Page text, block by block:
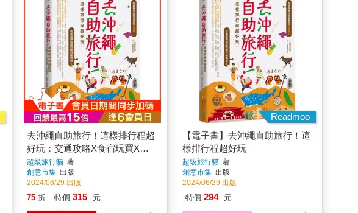
去沖繩自助旅行！這樣排行程超
好玩：交通攻略X食宿玩買X打
卡景點，有問必答萬用QA
超級旅行貓著
創意市集 出版
2024/06/29 出版
75 折 特價 315 元
Readmoo
【電子書】去沖繩自助旅行！這
樣排行程超好玩
超級旅行貓著
創意市集 出版
2024/06/29 出版
特價 294 元